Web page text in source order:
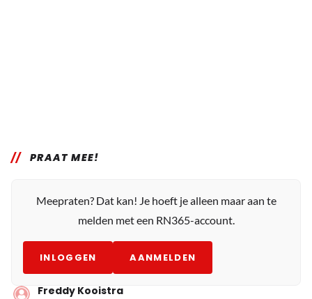
PRAAT MEE!
Meepraten? Dat kan! Je hoeft je alleen maar aan te
melden met een RN365-account.
INLOGGEN AANMELDEN
Freddy Kooistra